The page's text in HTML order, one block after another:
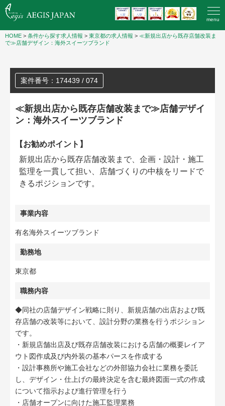
menu
HOME > 条件から探す求人情報 > 東京都の求人情報 > ≪新規出店から既存店舗改装ま
で≫店舗デザイン：海外スイーツブランド
案件番号：174439 / 074
≪新規出店から既存店舗改装まで≫店舗デザイ
ン：海外スイーツブランド
【お勧めポイント】
新規出店から既存店舗改装まで、企画・設計・施工
監理を一貫して担い、店舗づくりの中核をリードで
きるポジションです。
事業内容
有名海外スイーツブランド
勤務地
東京都
職務内容
◆同社の店舗デザイン戦略に則り、新規店舗の出店および既
存店舗の改装等において、設計分野の業務を行うポジション
です。
・新規店舗出店及び既存店舗改装における店舗の概要レイア
ウト図作成及び内外装の基本パースを作成する
・設計事務所や施工会社などの外部協力会社に業務を委託
し、デザイン・仕上げの最終決定を含む最終図面一式の作成
について指示および進行管理を行う
・店舗オープンに向けた施工監理業務